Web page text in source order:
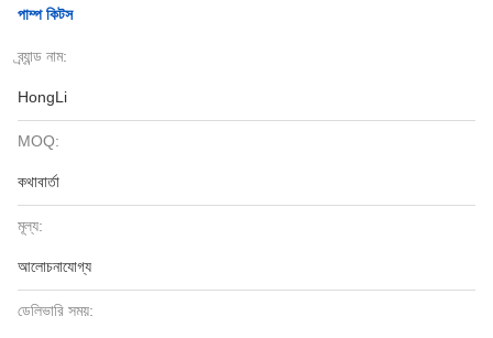
পাম্প কিটস
ব্র্যান্ড নাম:
HongLi
MOQ:
কথাবার্তা
মূল্য:
আলোচনাযোগ্য
ডেলিভারি সময়: